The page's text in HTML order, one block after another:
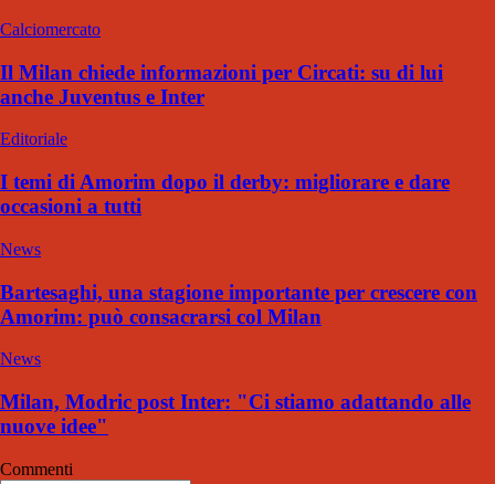
Calciomercato
Il Milan chiede informazioni per Circati: su di lui
anche Juventus e Inter
Editoriale
I temi di Amorim dopo il derby: migliorare e dare
occasioni a tutti
News
Bartesaghi, una stagione importante per crescere con
Amorim: può consacrarsi col Milan
News
Milan, Modric post Inter: "Ci stiamo adattando alle
nuove idee"
Commenti